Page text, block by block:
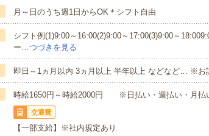
月～日のうち週1日からOK＊シフト自由
シフト例(1)9:00～16:00(2)9:00～17:00(3)9:00～
ー…つづきを見る
即日～1ヵ月以内 3ヵ月以上 半年以上 などなど… ※
時給1650円～時給2000円 ※日払い・週払い・月払
交通費
【一部支給】※社内規定あり